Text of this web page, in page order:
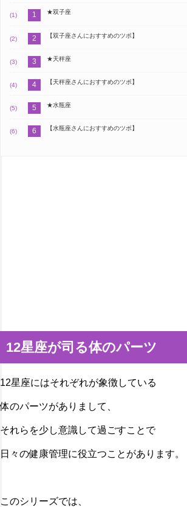
★双子座
【双子座さんにおすすめのツボ】
★天秤座
【天秤座さんにおすすめのツボ】
★水瓶座
【水瓶座さんにおすすめのツボ】
12星座が司る体のパーツ
12星座にはそれぞれが象徴している
体のパーツがありまして、
それらを少し意識して過ごすことで
日々の健康管理に役立つことがあります。
このシリーズでは、